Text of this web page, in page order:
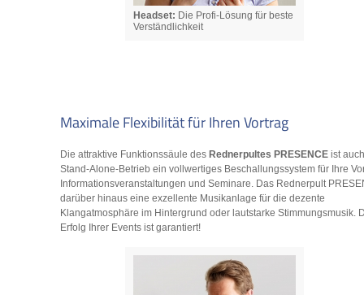
Headset: Die Profi-Lösung für beste
Verständlichkeit
Maximale Flexibilität für Ihren Vortrag
Die attraktive Funktionssäule des Rednerpultes PRESENCE ist
Stand-Alone-Betrieb ein vollwertiges Beschallungssystem für Ihre
Informationsveranstaltungen und Seminare. Das Rednerpult
darüber hinaus eine exzellente Musikanlage für die dezente
Klangatmosphäre im Hintergrund oder lautstarke Stimmungsmusik.
Erfolg Ihrer Events ist garantiert!